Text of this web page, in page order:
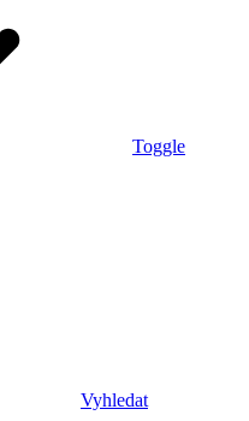
Toggle
Vyhledat